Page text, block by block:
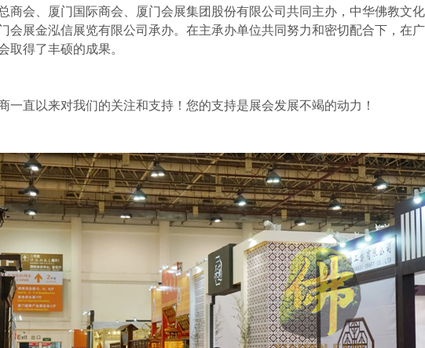
商会、厦门国际商会、厦门会展集团股份有限公司共同主办，中华佛教文
会展金泓信展览有限公司承办。在主承办单位共同努力和密切配合下，在
取得了丰硕的成果。
一直以来对我们的关注和支持！您的支持是展会发展不竭的动力！